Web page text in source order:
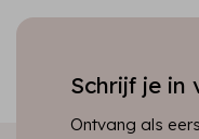
Schrijf je in
Ontvang als